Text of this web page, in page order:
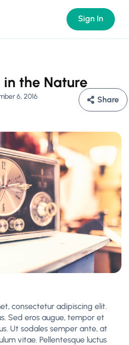
Sign In
the Nature
6, 2016 Share
consectetur adipiscing elit.
Sed eros augue, tempor et
Ut sodales semper ante, at
vitae. Pellentesque luctus